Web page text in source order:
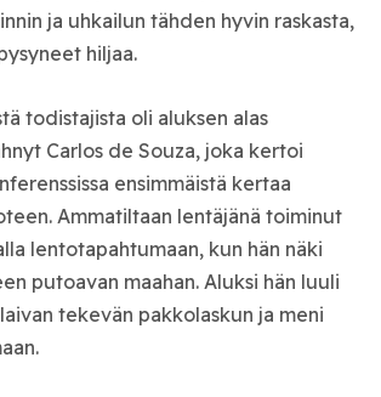
ja uhkailun tähden hyvin raskasta,
hiljaa.
todistajista oli aluksen alas
Carlos de Souza, joka kertoi
ensimmäistä kertaa
Ammatiltaan lentäjänä toiminut
lentotapahtumaan, kun hän näki
putoavan maahan. Aluksi hän luuli
tekevän pakkolaskun ja meni